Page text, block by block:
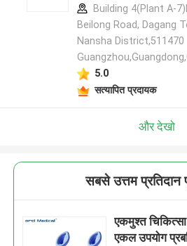
Building 4(Plant A-
Beilong Road, Dagang
Nansha District,511470
5.0
सत्यापित प्रदायक
और देखो
सबसे उत्तम प्रतिदान
एकमुश्त
एकल उपयोग